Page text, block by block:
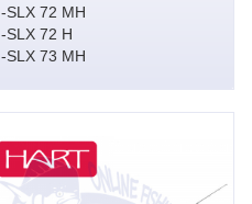
-SLX 72 MH
-SLX 72 H
-SLX 73 MH